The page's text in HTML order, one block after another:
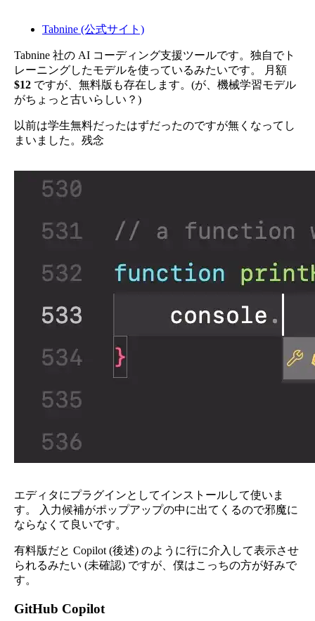
Tabnine (公式サイト)
Tabnine 社の AI コーディング支援ツールです。独自でト
レーニングしたモデルを使っているみたいです。 月額
$12 ですが、無料版も存在します。(が、機械学習モデル
がちょっと古いらしい？)
以前は学生無料だったはずだったのですが無くなってし
まいました。残念
エディタにプラグインとしてインストールして使いま
す。 入力候補がポップアップの中に出てくるので邪魔に
ならなくて良いです。
有料版だと Copilot (後述) のように行に介入して表示させ
られるみたい (未確認) ですが、僕はこっちの方が好みで
す。
GitHub Copilot